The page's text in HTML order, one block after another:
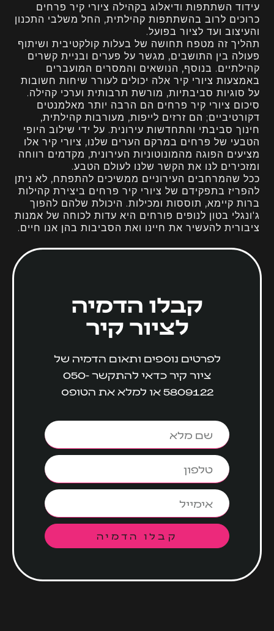
עידוד השתתפות ודיאלוג בקהילה ציורי קיר פרחים
כרוכים לרוב בהשתתפות קהילתית, החל משלבי התכנון
והעיצוב ועד לציור בפועל.
תהליך זה מטפח תחושה של בעלות קולקטיבית ושיתוף
פעולה בין התושבים, מגשר על פערים ובניית קשרים
קהילתיים. בנוסף, הנושאים והמסרים המועברים
באמצעות ציורי קיר אלה יכולים לעורר שיחות חשובות
על סוגיות סביבתיות, מורשת תרבותית וערכי קהילה.
סיכום ציורי קיר פרחים הם הרבה יותר מאלמנטים
דקורטיביים; הם זרזים לייפות, מעורבות קהילתית,
חינוך סביבתי והתחדשות עירונית. על ידי שילוב היופי
הטבעי של פרחים במרקם הערים שלנו, ציורי קיר אלו
מציעים הפוגה מהמונוטוניות העירונית, מקדמים רווחה
ומזכירים לנו את הקשר שלנו לעולם הטבע.
ככל שהמרחבים העירוניים ממשיכים להתפתח, לא ניתן
להפריז בתפקידם של ציורי קיר פרחים ביצירת קהילות
ברות קיימא, תוססות ומכילות. היכולת שלהם להפוך
ג'ונגלי בטון לנופים פורחים היא עדות לכוחה של אמנות
ציבורית להעשיר את חיינו ואת הסביבות בהן אנו חיים.
קבלו הדמיה
לציור קיר
לפרטים נוספים ותאום הדמיה של
ציור קיר כדאי להתקשר050-
5809122או למלא את הטופס
קבלו הדמיה